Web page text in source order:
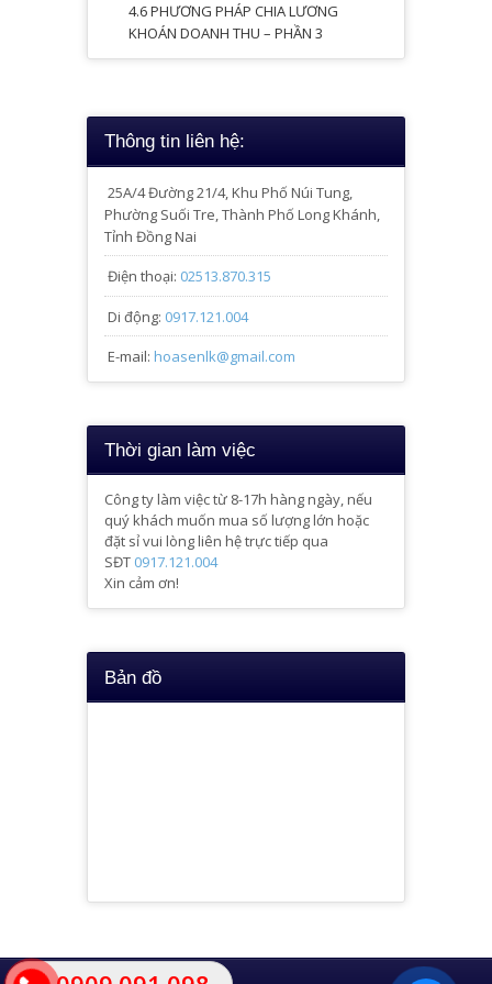
4.6 PHƯƠNG PHÁP CHIA LƯƠNG
KHOÁN DOANH THU – PHẦN 3
Thông tin liên hệ:
25A/4Đường 21/4, Khu Phố Núi Tung,
Phường Suối Tre, Thành Phố Long Khánh,
Tỉnh Đồng Nai
Điện thoại: 02513.870.315
Di động: 0917.121.004
E-mail: hoasenlk@gmail.com
Thời gian làm việc
Công ty làm việc từ 8-17h hàng ngày, nếu
quý khách muốn mua số lượng lớn hoặc
đặt sỉ vui lòng liên hệ trực tiếp qua
SĐT 0917.121.004
Xin cảm ơn!
Bản đồ